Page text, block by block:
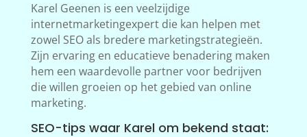
Karel Geenen is een veelzijdige
internetmarketingexpert die kan helpen met
zowel SEO als bredere marketingstrategieën.
Zijn ervaring en educatieve benadering maken
hem een waardevolle partner voor bedrijven
die willen groeien op het gebied van online
marketing.
SEO-tips waar Karel om bekend staat: